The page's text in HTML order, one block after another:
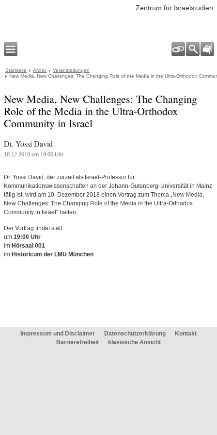
Zentrum für Israelstudien
Startseite Archiv
Veranstaltungen
New Media, New Challenges: The Changing Role of the Media in the Ultra-Orthodox
New Media, New Challenges: The Changing
Role of the Media in the Ultra-Orthodox
Community in Israel
Dr. Yossi David
10.12.2018 um 19:00 Uhr
Dr. Yossi David, der zurzeit als Israel-Professor für
Kommunikationswissenschaften an der Johann-Gutenberg-Universität in Mainz
tätig ist, wird am 10. Dezember 2018 einen Vortrag zum Thema „New Media,
New Challenges: The Changing Role of the Media in the Ultra-Orthodox
Community in Israel“ halten.
Der Vortrag findet statt
um 19:00 Uhr
im Hörsaal 001
im Historicum der LMU München
Impressum und Disclaimer Datenschutzerklärung
Kontakt
Barrierefreiheit
klassische Ansicht